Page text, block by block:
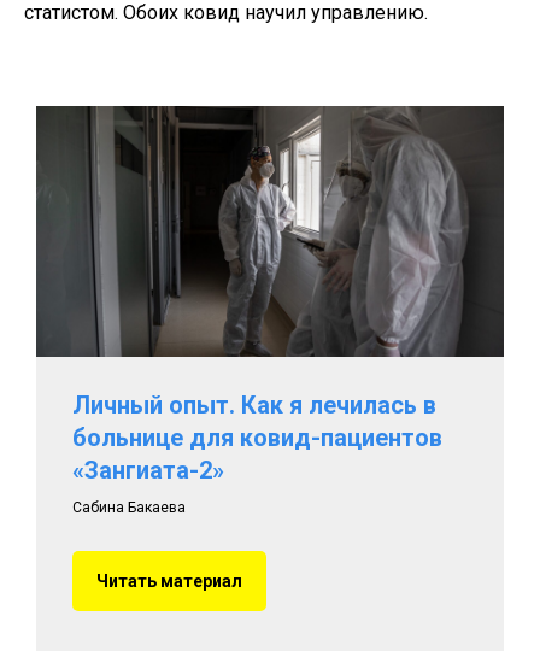
статистом. Обоих ковид научил управлению.
Личный опыт. Как я лечилась в
больнице для ковид-пациентов
«Зангиата-2»
Сабина Бакаева
Читать материал